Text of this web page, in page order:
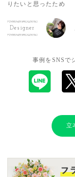
りたいと思ったため
Designer
事例をSNSで
立